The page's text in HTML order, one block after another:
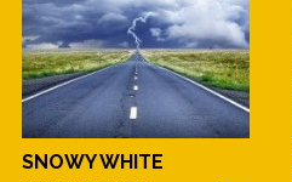
SNOWY WHITE